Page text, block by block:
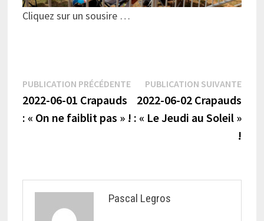
Cliquez sur un sousire …
Navigation
de
PUBLICATION PRÉCÉDENTEPublication
précédente :
2022-06-01 Crapauds
: « On ne faiblit pas » !
PUBLICATION SUIVANTE
2022-06-02 Crapauds
: « Le Jeudi au Soleil »
!
Pascal Legros